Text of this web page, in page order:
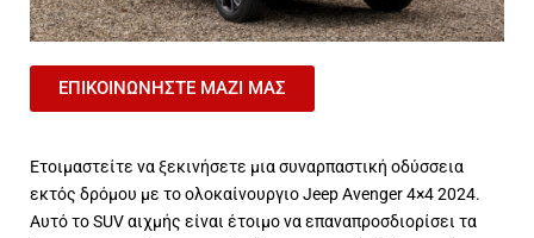
ΕΠΙΚΟΙΝΩΝΗΣΤΕ ΜΑΖΙ ΜΑΣ
Ετοιμαστείτε να ξεκινήσετε μια συναρπαστική οδύσσεια
εκτός δρόμου με το ολοκαίνουργιο Jeep Avenger 4×4 2024.
Αυτό το SUV αιχμής είναι έτοιμο να επαναπροσδιορίσει τα